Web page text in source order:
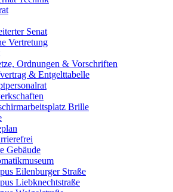
Senat
Vertretung
Ordnungen & Vorschriften
& Entgelttabelle
Brille
Gebäude
Eilenburger Straße
Liebknechtstraße